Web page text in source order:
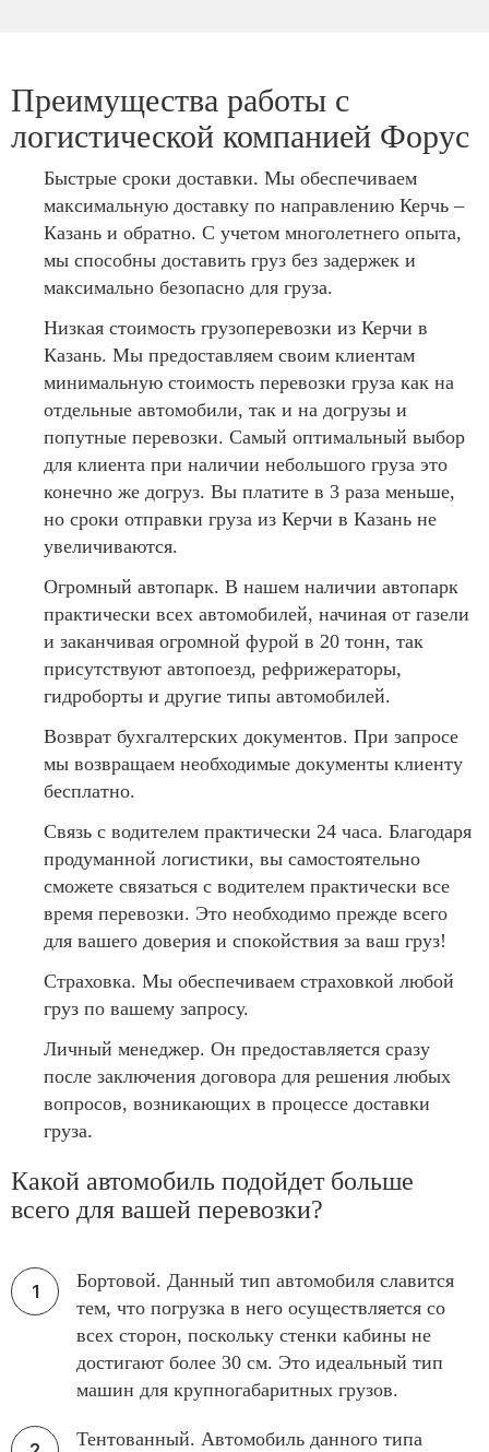
Преимущества работы с
логистической компанией Форус
Быстрые сроки доставки. Мы обеспечиваем
максимальную доставку по направлению Керчь –
Казань и обратно. С учетом многолетнего опыта,
мы способны доставить груз без задержек и
максимально безопасно для груза.
Низкая стоимость грузоперевозки из Керчи в
Казань. Мы предоставляем своим клиентам
минимальную стоимость перевозки груза как на
отдельные автомобили, так и на догрузы и
попутные перевозки. Самый оптимальный выбор
для клиента при наличии небольшого груза это
конечно же догруз. Вы платите в 3 раза меньше,
но сроки отправки груза из Керчи в Казань не
увеличиваются.
Огромный автопарк. В нашем наличии автопарк
практически всех автомобилей, начиная от газели
и заканчивая огромной фурой в 20 тонн, так
присутствуют автопоезд, рефрижераторы,
гидроборты и другие типы автомобилей.
Возврат бухгалтерских документов. При запросе
мы возвращаем необходимые документы клиенту
бесплатно.
Связь с водителем практически 24 часа. Благодаря
продуманной логистики, вы самостоятельно
сможете связаться с водителем практически все
время перевозки. Это необходимо прежде всего
для вашего доверия и спокойствия за ваш груз!
Страховка. Мы обеспечиваем страховкой любой
груз по вашему запросу.
Личный менеджер. Он предоставляется сразу
после заключения договора для решения любых
вопросов, возникающих в процессе доставки
груза.
Какой автомобиль подойдет больше
всего для вашей перевозки?
Бортовой. Данный тип автомобиля славится
тем, что погрузка в него осуществляется со
всех сторон, поскольку стенки кабины не
достигают более 30 см. Это идеальный тип
машин для крупногабаритных грузов.
Тентованный. Автомобиль данного типа